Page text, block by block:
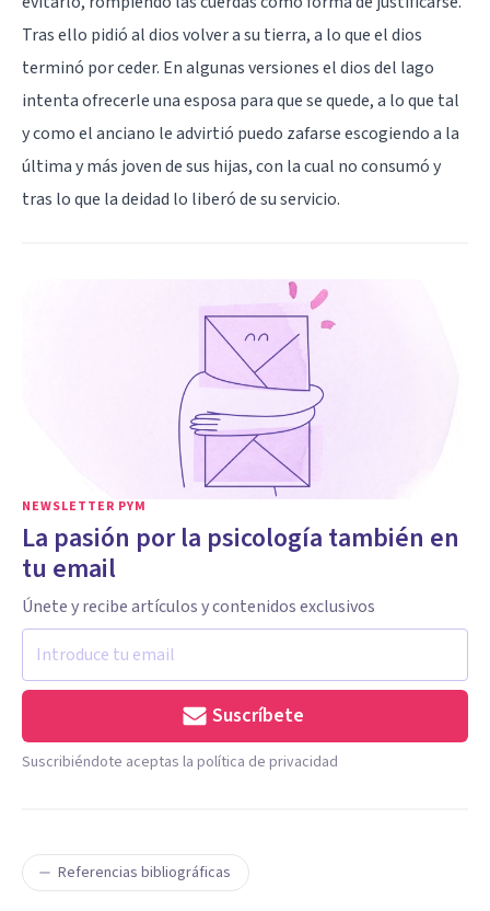
Tras ello pidió al dios volver a su tierra, a lo que el dios
terminó por ceder. En algunas versiones el dios del lago
intenta ofrecerle una esposa para que se quede, a lo que tal
y como el anciano le advirtió puedo zafarse escogiendo a la
última y más joven de sus hijas, con la cual no consumó y
tras lo que la deidad lo liberó de su servicio.
NEWSLETTER PYM
La pasión por la psicología también en
tu email
Únete y recibe artículos y contenidos exclusivos
Suscríbete
Suscribiéndote aceptas la política de privacidad
Referencias bibliográficas